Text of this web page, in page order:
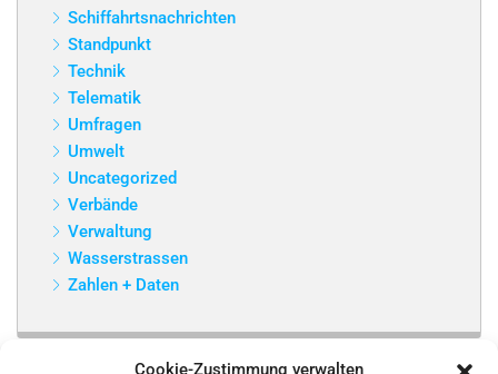
Cookie-Zustimmung verwalten
Schiffahrtsnachrichten
Standpunkt
Technik
Telematik
Umfragen
Umwelt
Uncategorized
Verbände
Verwaltung
Wasserstrassen
Zahlen + Daten